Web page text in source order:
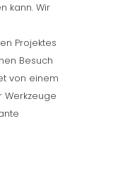
kann. Wir
Projektes
Besuch
von einem
Werkzeuge